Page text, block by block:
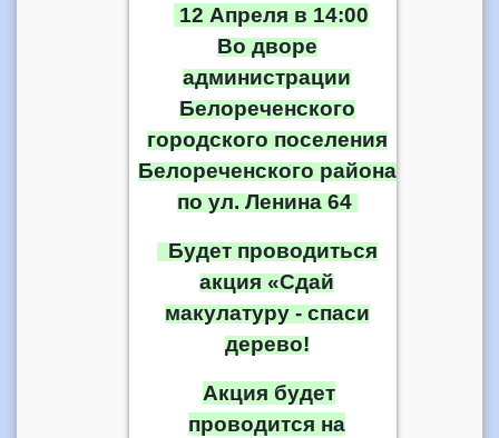
12 Апреля в 14:00
Во дворе
администрации
Белореченского
городского поселения
Белореченского района
по ул. Ленина 64
Будет проводиться
акция «Сдай
макулатуру - спаси
дерево!
Акция будет
проводится на